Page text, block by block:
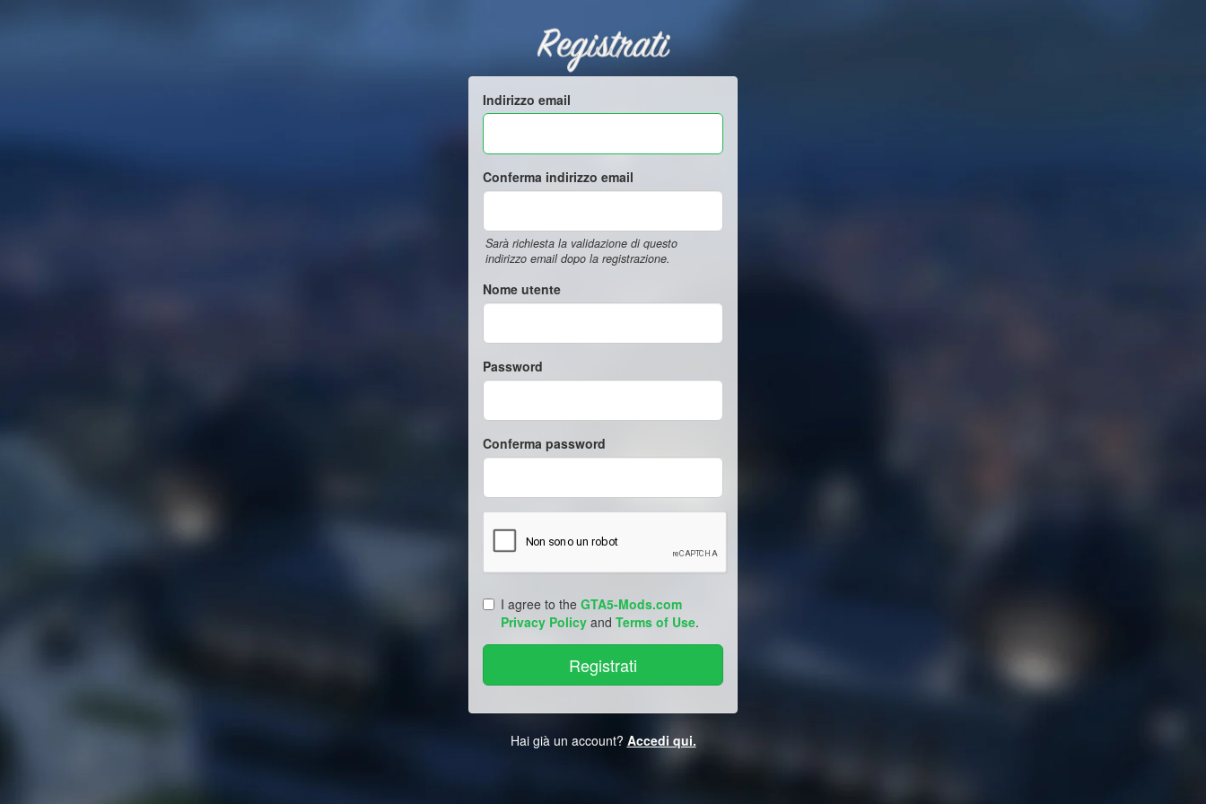
Registrati
Indirizzo email
Conferma indirizzo email
Sarà richiesta la validazione di questo
indirizzo email dopo la registrazione.
Nome utente
Password
Conferma password
I agree to the GTA5-Mods.com
Privacy Policy and Terms of Use.
Hai già un account? Accedi qui.